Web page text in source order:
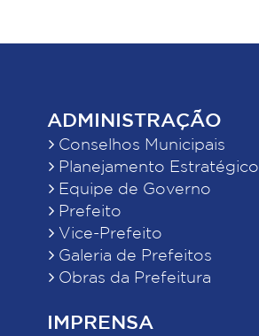
ADMINISTRAÇÃO
Conselhos Municipais
Planejamento Estratégico
Equipe de Governo
Prefeito
Vice-Prefeito
Galeria de Prefeitos
Obras da Prefeitura
IMPRENSA